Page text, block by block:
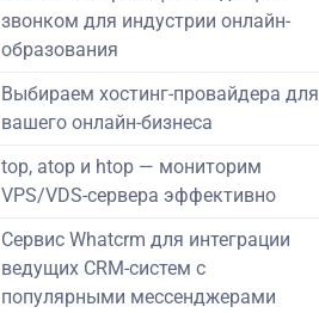
звонком для индустрии онлайн-
образования
Выбираем хостинг-провайдера для
вашего онлайн-бизнеса
top, atop и htop — мониторим
VPS/VDS-сервера эффективно
Сервис Whatcrm для интеграции
ведущих CRM-систем с
популярными мессенджерами